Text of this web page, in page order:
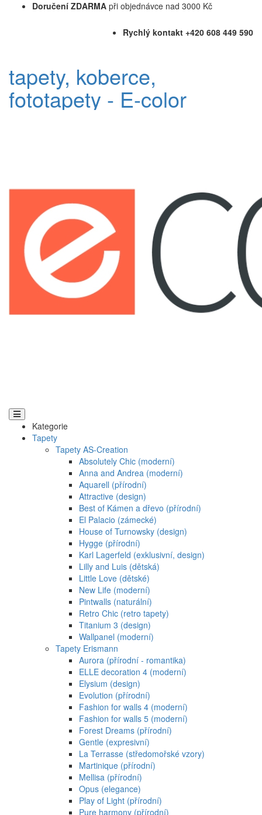
Doručení ZDARMA při objednávce nad 3000 Kč
Rychlý kontakt +420 608 449 590
tapety, koberce,
fototapety - E-color
Kategorie
Tapety
Tapety AS-Creation
Absolutely Chic (moderní)
Anna and Andrea (moderní)
Aquarell (přírodní)
Attractive (design)
Best of Kámen a dřevo (přírodní)
El Palacio (zámecké)
House of Turnowsky (design)
Hygge (přírodní)
Karl Lagerfeld (exklusivní, design)
Lilly and Luis (dětská)
Little Love (dětské)
New Life (moderní)
Pintwalls (naturální)
Retro Chic (retro tapety)
Titanium 3 (design)
Wallpanel (moderní)
Tapety Erismann
Aurora (přírodní - romantika)
ELLE decoration 4 (moderní)
Elysium (design)
Evolution (přírodní)
Fashion for walls 4 (moderní)
Fashion for walls 5 (moderní)
Forest Dreams (přírodní)
Gentle (expresivní)
La Terrasse (středomořské vzory)
Martinique (přírodní)
Mellisa (přírodní)
Opus (elegance)
Play of Light (přírodní)
Pure harmony (přírodní)